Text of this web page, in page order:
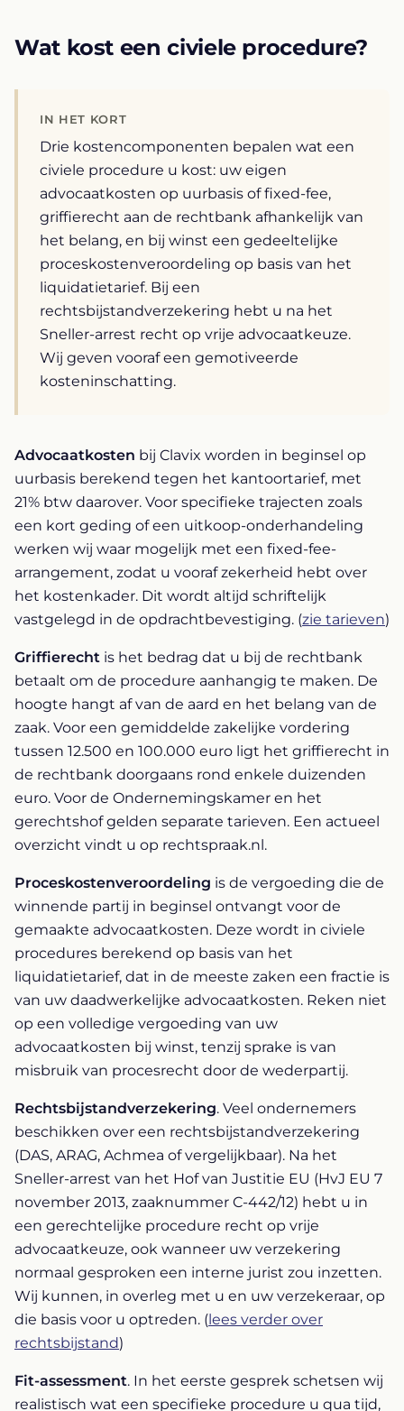
Wat kost een civiele procedure?
IN HET KORT
Drie kostencomponenten bepalen wat een
civiele procedure u kost: uw eigen
advocaatkosten op uurbasis of fixed-fee,
griffierecht aan de rechtbank afhankelijk van
het belang, en bij winst een gedeeltelijke
proceskostenveroordeling op basis van het
liquidatietarief. Bij een
rechtsbijstandverzekering hebt u na het
Sneller-arrest recht op vrije advocaatkeuze.
Wij geven vooraf een gemotiveerde
kosteninschatting.
Advocaatkosten bij Clavix worden in beginsel op
uurbasis berekend tegen het kantoortarief, met
21% btw daarover. Voor specifieke trajecten zoals
een kort geding of een uitkoop-onderhandeling
werken wij waar mogelijk met een fixed-fee-
arrangement, zodat u vooraf zekerheid hebt over
het kostenkader. Dit wordt altijd schriftelijk
vastgelegd in de opdrachtbevestiging. (zie tarieven)
Griffierecht is het bedrag dat u bij de rechtbank
betaalt om de procedure aanhangig te maken. De
hoogte hangt af van de aard en het belang van de
zaak. Voor een gemiddelde zakelijke vordering
tussen 12.500 en 100.000 euro ligt het griffierecht in
de rechtbank doorgaans rond enkele duizenden
euro. Voor de Ondernemingskamer en het
gerechtshof gelden separate tarieven. Een actueel
overzicht vindt u op rechtspraak.nl.
Proceskostenveroordeling is de vergoeding die de
winnende partij in beginsel ontvangt voor de
gemaakte advocaatkosten. Deze wordt in civiele
procedures berekend op basis van het
liquidatietarief, dat in de meeste zaken een fractie is
van uw daadwerkelijke advocaatkosten. Reken niet
op een volledige vergoeding van uw
advocaatkosten bij winst, tenzij sprake is van
misbruik van procesrecht door de wederpartij.
Rechtsbijstandverzekering. Veel ondernemers
beschikken over een rechtsbijstandverzekering
(DAS, ARAG, Achmea of vergelijkbaar). Na het
Sneller-arrest van het Hof van Justitie EU (HvJ EU 7
november 2013, zaaknummer C-442/12) hebt u in
een gerechtelijke procedure recht op vrije
advocaatkeuze, ook wanneer uw verzekering
normaal gesproken een interne jurist zou inzetten.
Wij kunnen, in overleg met u en uw verzekeraar, op
die basis voor u optreden. (lees verder over
rechtsbijstand)
Fit-assessment. In het eerste gesprek schetsen wij
realistisch wat een specifieke procedure u qua tijd,